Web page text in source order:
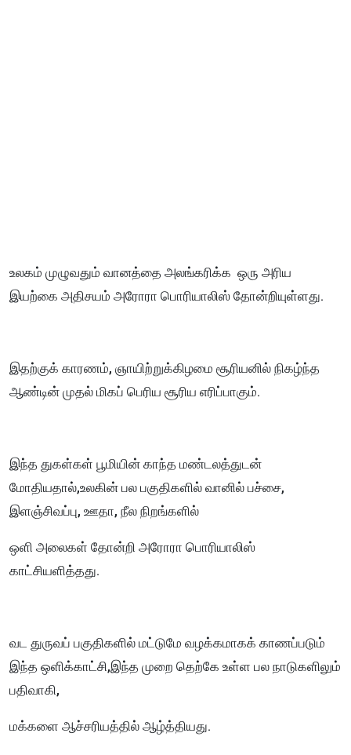
உலகம் முழுவதும் வானத்தை அலங்கரிக்க ஒரு அரிய
இயற்கை அதிசயம் அரோரா பொரியாலிஸ் தோன்றியுள்ளது.
இதற்குக் காரணம், ஞாயிற்றுக்கிழமை சூரியனில் நிகழ்ந்த
ஆண்டின் முதல் மிகப் பெரிய சூரிய எரிப்பாகும்.
இந்த துகள்கள் பூமியின் காந்த மண்டலத்துடன்
மோதியதால்,உலகின் பல பகுதிகளில் வானில் பச்சை,
இளஞ்சிவப்பு, ஊதா, நீல நிறங்களில்
ஒளி அலைகள் தோன்றி அரோரா பொரியாலிஸ்
காட்சியளித்தது.
வட துருவப் பகுதிகளில் மட்டுமே வழக்கமாகக் காணப்படும்
இந்த ஒளிக்காட்சி,இந்த முறை தெற்கே உள்ள பல நாடுகளிலும்
பதிவாகி,
மக்களை ஆச்சரியத்தில் ஆழ்த்தியது.